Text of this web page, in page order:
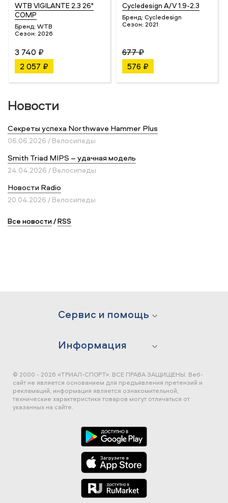
WTB VIGILANTE 2.3 26"
COMP
Бренд: WTB
Сезон: 2026
3 740 ₽
2 057 ₽
Cycledesign A/V 1.9-2.3
Бренд: Cycledesign
Сезон: 2021
677 ₽
576 ₽
Новости
Секреты успеха Northwave Hammer Plus
06.06.2026 / Велосипеды
Smith Triad MIPS – удачная модель
24.04.2026 / Велосипеды
Новости Radio
20.04.2026 / Велосипеды
Все новости/RSS
Сервис и помощь
Информация
© 2000 - 2026 «ТРИАЛ-СПОРТ». ВСЕ ПРАВА ЗАЩИЩЕНЫ. Веб-
сайт не является основанием для предъявления претензий и
рекламаций, информация является ознакомительной,
технические характеристики товаров могут отличаться от
указанных на сайте.